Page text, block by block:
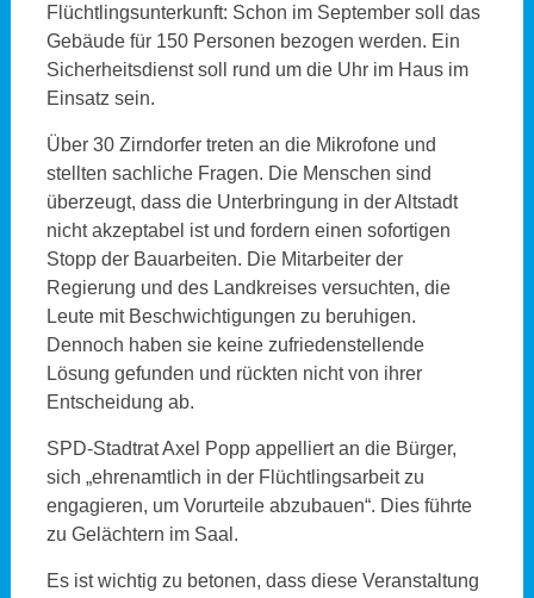
Flüchtlingsunterkunft: Schon im September soll das
Gebäude für 150 Personen bezogen werden. Ein
Sicherheitsdienst soll rund um die Uhr im Haus im
Einsatz sein.
Über 30 Zirndorfer treten an die Mikrofone und
stellten sachliche Fragen. Die Menschen sind
überzeugt, dass die Unterbringung in der Altstadt
nicht akzeptabel ist und fordern einen sofortigen
Stopp der Bauarbeiten. Die Mitarbeiter der
Regierung und des Landkreises versuchten, die
Leute mit Beschwichtigungen zu beruhigen.
Dennoch haben sie keine zufriedenstellende
Lösung gefunden und rückten nicht von ihrer
Entscheidung ab.
SPD-Stadtrat Axel Popp appelliert an die Bürger,
sich „ehrenamtlich in der Flüchtlingsarbeit zu
engagieren, um Vorurteile abzubauen“. Dies führte
zu Gelächtern im Saal.
Es ist wichtig zu betonen, dass diese Veranstaltung